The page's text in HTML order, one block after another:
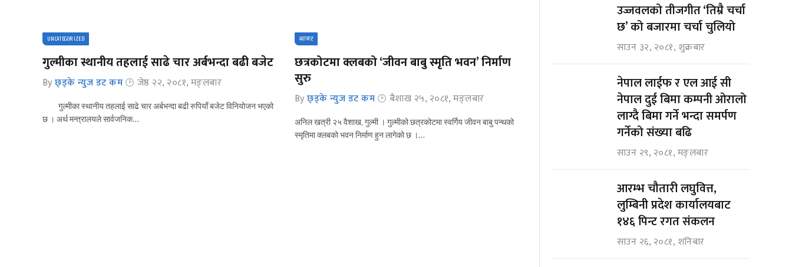
UNCATEGORIZED
गुल्मीका स्थानीय तहलाई साढे चार अर्बभन्दा बढी बजेट
By छ्ड्के न्युज डट कम जेष्ठ २२, २०८१, मङ्लबार
गुल्मीका स्थानीय तहलाई साढे चार अर्बभन्दा बढी रुपियाँ बजेट विनियोजन भएको
छ । अर्थ मन्त्रालयले सार्वजनिक…
ब्यानर
छत्रकोटमा क्लबको ‘जीवन बाबु स्मृति भवन’ निर्माण
सुरु
By छ्ड्के न्युज डट कम बैशाख २५, २०८१, मङ्लबार
अनिल खत्री २५ वैशाख, गुल्मी । गुल्मीको छत्रकोटमा स्वर्गिय जीवन बाबु पन्थको
स्मृतिमा क्लबको भवन निर्माण हुन लागेको छ ।…
उज्जवलको तीजगीत ‘तिम्रै चर्चा
छ’ को बजारमा चर्चा चुलियो
साउन ३२, २०८१, शुक्रबार
नेपाल लाईफ र एल आई सी
नेपाल दुई बिमा कम्पनी ओरालो
लाग्दै बिमा गर्ने भन्दा समर्पण
गर्नेको संख्या बढि
साउन २९, २०८१, मङ्लबार
आरम्भ चौतारी लघुवित्त,
लुम्बिनी प्रदेश कार्यालयबाट
१४६ पिन्ट रगत संकलन
साउन २६, २०८१, शनिबार